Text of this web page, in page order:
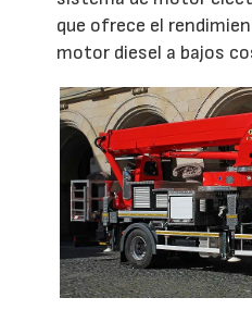
que ofrece el
motor diesel a bajos